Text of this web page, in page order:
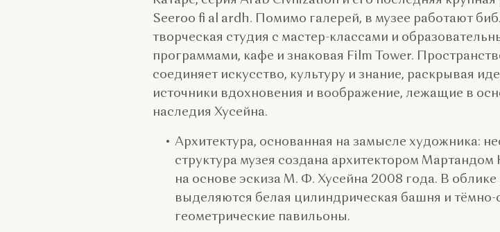
Seeroo fi al ardh. Помимо галерей, в музее работают
творческая студия с мастер-классами и
программами, кафе и знаковая Film Tower.
соединяет искусство, культуру и знание, раскрывая
источники вдохновения и воображение, лежащие в
наследия Хусейна.
Архитектура, основанная на замысле художника:
структура музея создана архитектором Мартандом
на основе эскиза М. Ф. Хусейна 2008 года. В облике
выделяются белая цилиндрическая башня и тёмно-
геометрические павильоны.